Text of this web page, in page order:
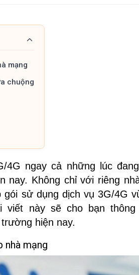
mạng
chuộng
4G ngay cả những lúc
nay. Không chỉ với riêng
gói sử dụng dịch vụ 3G/4G
viết này sẽ cho bạn thông
hiện nay.
nhà mạng